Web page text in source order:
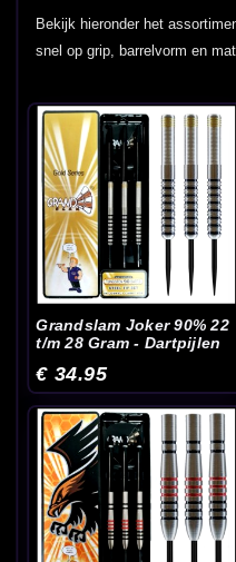
Bekijk hieronder het
snel op grip, barrelvorm en
Grandslam Joker 90% 22
t/m 28 Gram - Dartpijlen
€ 34.95